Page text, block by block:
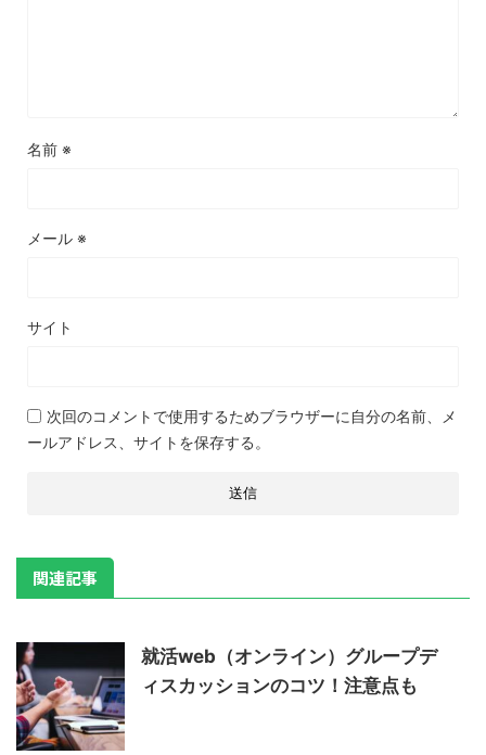
名前 ※
メール ※
サイト
次回のコメントで使用するためブラウザーに自分の名前、メ
ールアドレス、サイトを保存する。
関連記事
就活web（オンライン）グループデ
ィスカッションのコツ！注意点も